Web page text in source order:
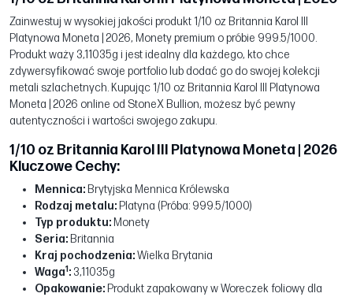
Zainwestuj w wysokiej jakości produkt 1/10 oz Britannia Karol III
Platynowa Moneta | 2026, Monety premium o próbie 999.5/1000.
Produkt waży 3,11035g i jest idealny dla każdego, kto chce
zdywersyfikować swoje portfolio lub dodać go do swojej kolekcji
metali szlachetnych. Kupując 1/10 oz Britannia Karol III Platynowa
Moneta | 2026 online od StoneX Bullion, możesz być pewny
autentyczności i wartości swojego zakupu.
1/10 oz Britannia Karol III Platynowa Moneta | 2026
Kluczowe Cechy:
Mennica: Brytyjska Mennica Królewska
Rodzaj metalu: Platyna (Próba: 999.5/1000)
Typ produktu: Monety
Seria: Britannia
Kraj pochodzenia:Wielka Brytania
Waga1: 3,11035g
Opakowanie: Produkt zapakowany w Woreczek foliowy dla